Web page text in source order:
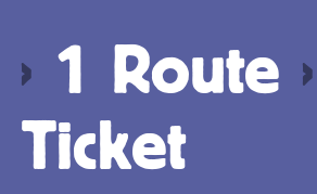
› 1 Route ›
Ticket